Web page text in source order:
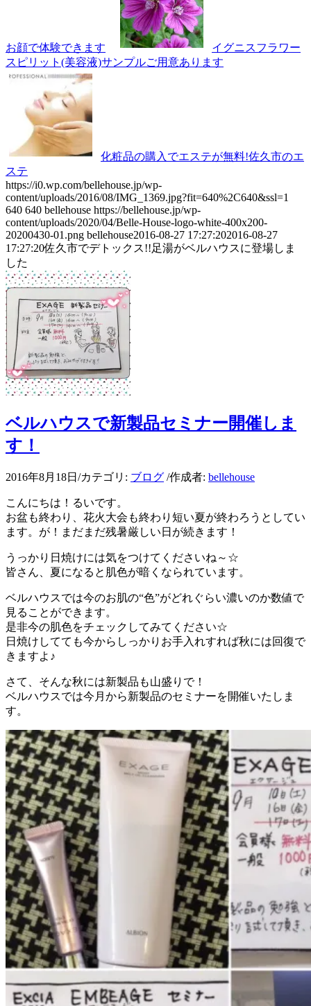
お顔で体験できます
イグニスフラワー
スピリット(美容液)サンプルご用意あります
化粧品の購入でエステが無料!佐久市のエ
ステ
https://i0.wp.com/bellehouse.jp/wp-
content/uploads/2016/08/IMG_1369.jpg?fit=640%2C640&ssl=1
640 640 bellehouse https://bellehouse.jp/wp-
content/uploads/2020/04/Belle-House-logo-white-400x200-
20200430-01.png bellehouse2016-08-27 17:27:202016-08-27
17:27:20佐久市でデトックス!!足湯がベルハウスに登場しま
した
ベルハウスで新製品セミナー開催しま
す！
2016年8月18日 /カテゴリ: ブログ /作成者: bellehouse
こんにちは！るいです。
お盆も終わり、花火大会も終わり短い夏が終わろうとしてい
ます。が！まだまだ残暑厳しい日が続きます！
うっかり日焼けには気をつけてくださいね～☆
皆さん、夏になると肌色が暗くなられています。
ベルハウスでは今のお肌の“色”がどれぐらい濃いのか数値で
見ることができます。
是非今の肌色をチェックしてみてください☆
日焼けしてても今からしっかりお手入れすれば秋には回復で
きますよ♪
さて、そんな秋には新製品も山盛りで！
ベルハウスでは今月から新製品のセミナーを開催いたしま
す。